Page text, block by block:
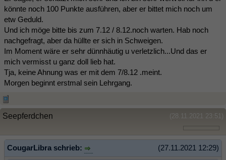
könnte noch 100 Punkte ausführen, aber er bittet mich noch um
etw Geduld.
Und ich möge bitte bis zum 7.12 / 8.12.noch warten. Hab noch
nachgefragt, aber da hüllte er sich in Schweigen.
Im Moment wäre er sehr dünnhäutig u verletzlich...Und das er
mich vermisst u ganz doll lieb hat.
Tja, keine Ahnung was er mit dem 7/8.12 .meint.
Morgen beginnt erstmal sein Lehrgang.
(28.11.2021 23:51)
Seepferdchen
(27.11.2021 12:29)
CougarLibra schrieb: